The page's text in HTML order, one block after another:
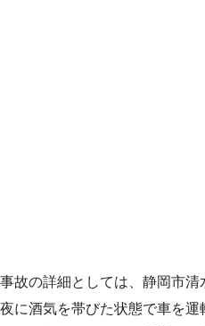
事故の詳細としては、静岡市
夜に酒気を帯びた状態で車を